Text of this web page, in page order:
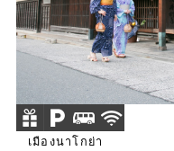
เมืองนาโกย่า